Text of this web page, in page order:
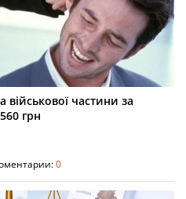
частини за
грн
0